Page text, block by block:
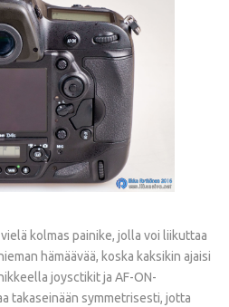
kolmas painike, jolla voi liikuttaa
hämäävää, koska kaksikin ajaisi
joysctikit ja AF-ON-
takaseinään symmetrisesti, jotta